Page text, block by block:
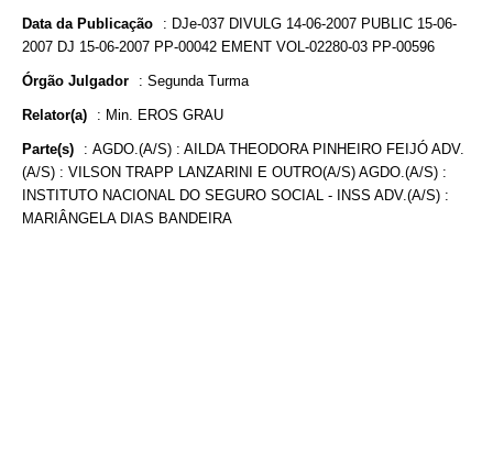
Data da Publicação : DJe-037 DIVULG 14-06-2007 PUBLIC 15-06-
2007 DJ 15-06-2007 PP-00042 EMENT VOL-02280-03 PP-00596
Órgão Julgador : Segunda Turma
Relator(a) : Min. EROS GRAU
Parte(s) : AGDO.(A/S) : AILDA THEODORA PINHEIRO FEIJÓ ADV.
(A/S) : VILSON TRAPP LANZARINI E OUTRO(A/S) AGDO.(A/S) :
INSTITUTO NACIONAL DO SEGURO SOCIAL - INSS ADV.(A/S) :
MARIÂNGELA DIAS BANDEIRA